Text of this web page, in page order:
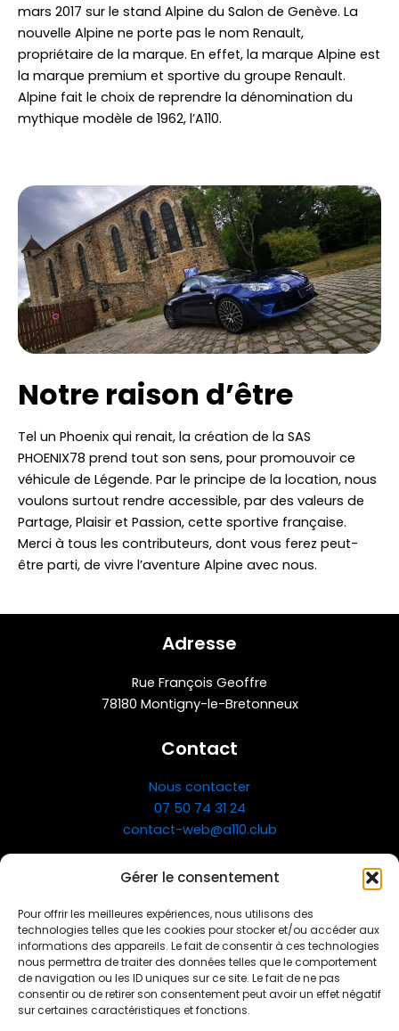
Gérer le consentement
Pour offrir les meilleures expériences, nous utilisons des
technologies telles que les cookies pour stocker et/ou accéder aux
informations des appareils. Le fait de consentir à ces technologies
nous permettra de traiter des données telles que le comportement
de navigation ou les ID uniques sur ce site. Le fait de ne pas
consentir ou de retirer son consentement peut avoir un effet négatif
sur certaines caractéristiques et fonctions.
mars 2017 sur le stand Alpine du Salon de Genève. La
nouvelle Alpine ne porte pas le nom Renault,
propriétaire de la marque. En effet, la marque Alpine est
la marque premium et sportive du groupe Renault.
Alpine fait le choix de reprendre la dénomination du
mythique modèle de 1962, l’A110.
Notre raison d’être
Tel un Phoenix qui renait, la création de la SAS
PHOENIX78 prend tout son sens, pour promouvoir ce
véhicule de Légende. Par le principe de la location, nous
voulons surtout rendre accessible, par des valeurs de
Partage, Plaisir et Passion, cette sportive française.
Merci à tous les contributeurs, dont vous ferez peut-
être parti, de vivre l’aventure Alpine avec nous.
Adresse
Rue François Geoffre
78180 Montigny-le-Bretonneux
Contact
Nous contacter
07 50 74 31 24
contact-web@a110.club
Qui sommes nous ?